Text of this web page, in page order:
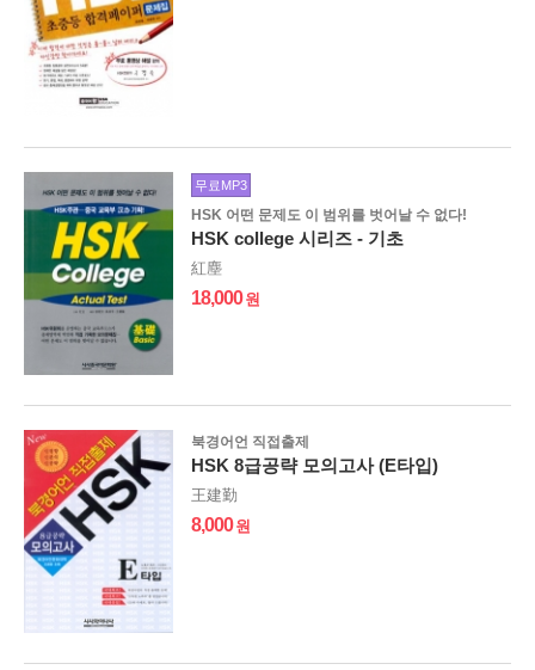
무료MP3
HSK 어떤 문제도 이 범위를 벗어날 수 없다!
HSK college 시리즈 - 기초
紅塵
18,000
북경어언 직접출제
HSK 8급공략 모의고사 (E타입)
王建勤
8,000